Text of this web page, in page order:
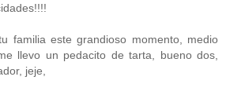
familia este grandioso momento, medio
llevo un pedacito de tarta, bueno dos,
jeje,